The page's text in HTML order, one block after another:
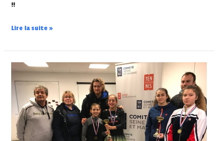
!!
Lire la suite »
Championnes
de
Seine
et
Marne